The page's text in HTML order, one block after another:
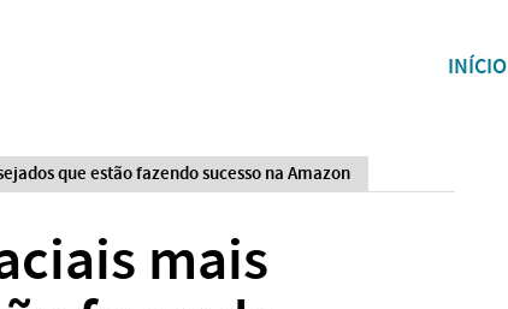
INÍCIO
que estão fazendo sucesso na Amazon
mais